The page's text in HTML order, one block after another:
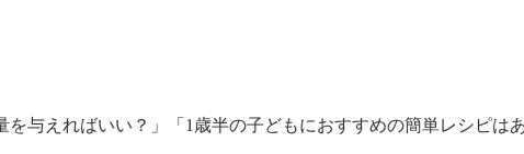
与えればいい？」「1歳半の子どもにおすすめの簡単レシピは